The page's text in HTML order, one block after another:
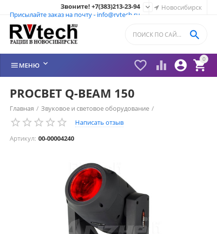
Новосибирск
Звоните! +7(383)213-23-94
Присылайте заказ на почту - info@rvtech.ru

0


 

МЕНЮ 
PROCBET Q-BEAM 150
Главная / Звуковое и световое оборудование /
Anzhee и PROCBET
Вращающиеся головы
Написать отзыв
Артикул: 00-00004240